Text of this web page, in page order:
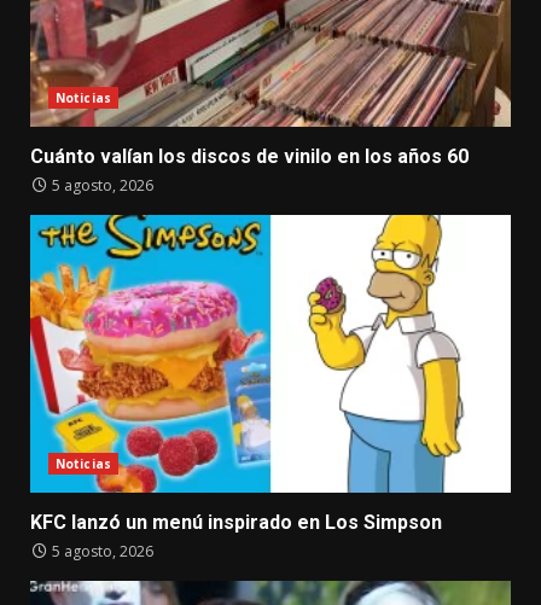
Noticias
Cuánto valían los discos de vinilo en los años 60
5 agosto, 2026
Noticias
KFC lanzó un menú inspirado en Los Simpson
5 agosto, 2026